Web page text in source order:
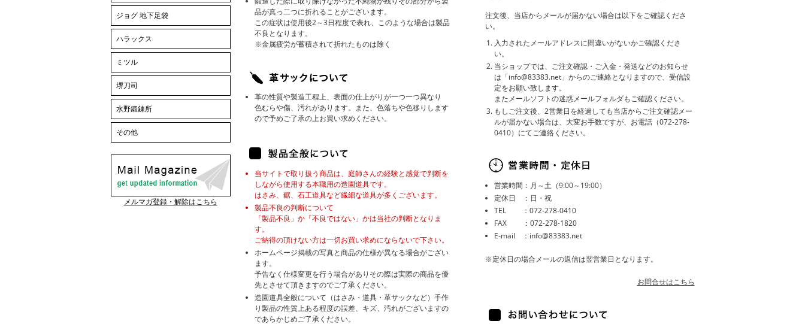
品が真っ二つに折れることがございます。
この症状は使用後2～3日程度で表れ、このような場合は製品
不良となります。
※金属疲労が蓄積されて折れたものは除く
革の性質や製造工程上、表面の仕上がりが一つ一つ異なり
色むらや傷、汚れがあります。また、色落ちや色移りします
ので予めご了承の上お買い求めください。
当サイトで取り扱う商品は、庭師さんの経験と感覚で判断を
しながら使用する本職用の造園道具です。
はさみ、鋸、石工道具など繊細な道具が多くございます。
製品不良の判断について
「製品不良」か「不良ではない」かは当社の判断となりま
す。
ご納得の頂けない方は一切お買い求めにならないで下さい。
ホームページ掲載の写真と商品の仕様が異なる場合がござい
ます。
予告なく仕様変更を行う場合がありその際は実際の商品を優
先とさせて頂きますのでご了承ください。
造園道具全般について（はさみ・道具・革サックなど）手作
り製品の性質上ある程度の誤差、キズ、汚れがございますの
であらかじめご了承ください。
注文後、当店からメールが届かない場合は以下をご確認くださ
い。
入力されたメールアドレスに間違いがないかご確認くださ
い。
当ショップでは、ご注文確認・ご入金・発送などのお知らせ
は「info@83383.net」からのご連絡となりますので、受信設
定をお願い致します。
またメールソフトの迷惑メールフォルダもご確認ください。
もしご注文後、2営業日を経過しても当店からご注文確認メー
ルが届かない場合は、大変お手数ですが、お電話（072-278-
0410）にてご連絡ください。
営業時間：月～土（9:00～19:00）
定休日 ：日・祝
TEL ：072-278-0410
FAX ：072-278-1820
E-mail ：info@83383.net
※定休日の場合メールの返信は翌営業日となります。
お問合せはこちら
ジョグ 地下足袋
ハラックス
ミツル
堺刀司
水野鍛錬所
その他
メルマガ登録・解除はこちら